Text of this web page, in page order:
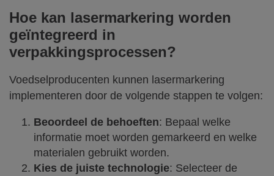
Hoe kan lasermarkering worden
geïntegreerd in
verpakkingsprocessen?
Voedselproducenten kunnen lasermarkering
implementeren door de volgende stappen te volgen:
Beoordeel de behoeften: Bepaal welke
informatie moet worden gemarkeerd en welke
materialen gebruikt worden.
Kies de juiste technologie: Selecteer de